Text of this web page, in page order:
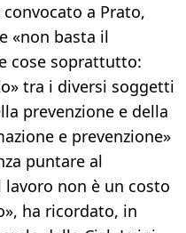
a Prato,
«non basta il
cose soprattutto:
tra i diversi soggetti
prevenzione e della
e prevenzione»
puntare al
lavoro non è un costo
ha ricordato, in